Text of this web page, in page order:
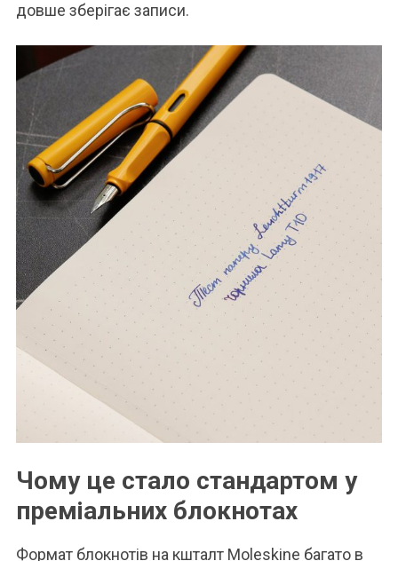
довше зберігає записи.
Чому це стало стандартом у
преміальних блокнотах
Формат блокнотів на кшталт Moleskine багато в